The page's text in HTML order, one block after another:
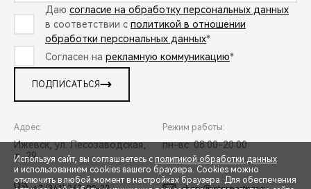
Даю согласие на обработку персональных данных
в соответствии с политикой в отношении
обработки персональных данных*
Согласен на рекламную коммуникацию*
ПОДПИСАТЬСЯ
Адрес:
Ижевск, ул. Лесозаводская,
д. 29
Режим работы:
пн-вс: 08:00-20:00
Используя сайт, вы соглашаетесь с политикой обработки данных
и использованием cookies вашего браузера. Cookies можно
отключить в любой момент в настройках браузера. Для обеспечения